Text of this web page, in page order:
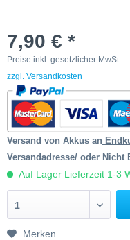
7,90 € *
Preise inkl. gesetzlicher MwSt.
zzgl. Versandkosten
Versand von Akkus an
Versandadresse/ oder Nicht
Auf Lager Lieferzeit 1-3
1
Merken